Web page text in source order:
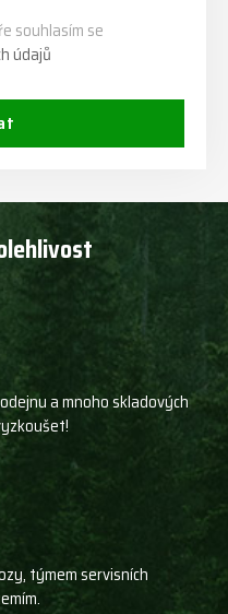
souhlasím se
údajů
a mnoho skladových
týmem servisních